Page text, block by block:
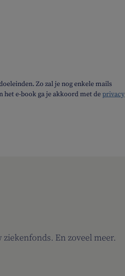
Zo zal je nog enkele mails
het e-book ga je akkoord met deprivacy
En zoveel meer.